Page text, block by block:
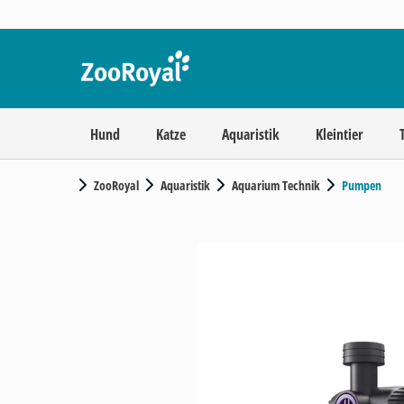
Hund Katze Aquaristik Kleintier
ZooRoyal Aquaristik Aquarium Technik Pumpen